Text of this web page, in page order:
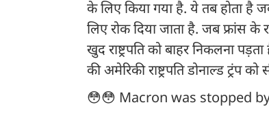
के लिए किया गया है. ये तब होता है
लिए रोक दिया जाता है. जब फ्रांस के
खुद राष्ट्रपति को बाहर निकलना
की अमेरिकी राष्ट्रपति डोनाल्ड ट्रंप
😳😳 Macron was stopped